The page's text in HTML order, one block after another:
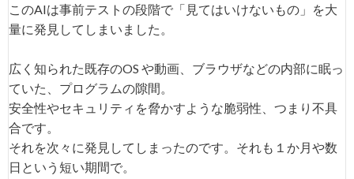
このAIは事前テストの段階で「見てはいけないもの」を大
量に発見してしまいました。
広く知られた既存のOS や動画、ブラウザなどの内部に眠っ
ていた、プログラムの隙間。
安全性やセキュリティを脅かすような脆弱性、つまり不具
合です。
それを次々に発見してしまったのです。それも１か月や数
日という短い期間で。